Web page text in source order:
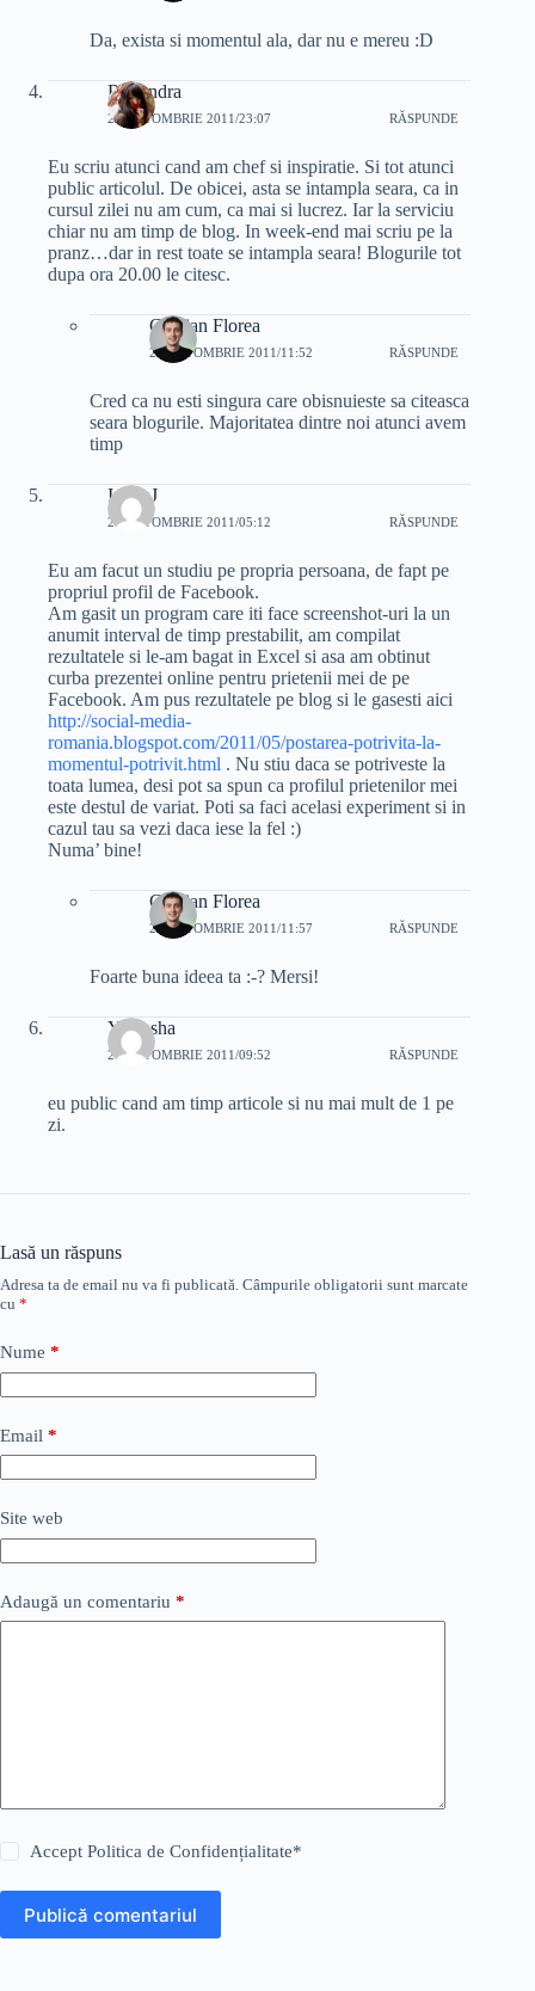
Da, exista si momentul ala, dar nu e mereu :D
Ruxandra
22 OCTOMBRIE 2011/23:07 RĂSPUNDE
Eu scriu atunci cand am chef si inspiratie. Si tot atunci
public articolul. De obicei, asta se intampla seara, ca in
cursul zilei nu am cum, ca mai si lucrez. Iar la serviciu
chiar nu am timp de blog. In week-end mai scriu pe la
pranz…dar in rest toate se intampla seara! Blogurile tot
dupa ora 20.00 le citesc.
Cristian Florea
23 OCTOMBRIE 2011/11:52 RĂSPUNDE
Cred ca nu esti singura care obisnuieste sa citeasca
seara blogurile. Majoritatea dintre noi atunci avem
timp
IulianJ
23 OCTOMBRIE 2011/05:12 RĂSPUNDE
Eu am facut un studiu pe propria persoana, de fapt pe
propriul profil de Facebook.
Am gasit un program care iti face screenshot-uri la un
anumit interval de timp prestabilit, am compilat
rezultatele si le-am bagat in Excel si asa am obtinut
curba prezentei online pentru prietenii mei de pe
Facebook. Am pus rezultatele pe blog si le gasesti aici
http://social-media-
romania.blogspot.com/2011/05/postarea-potrivita-la-
momentul-potrivit.html . Nu stiu daca se potriveste la
toata lumea, desi pot sa spun ca profilul prietenilor mei
este destul de variat. Poti sa faci acelasi experiment si in
cazul tau sa vezi daca iese la fel :)
Numa’ bine!
Cristian Florea
23 OCTOMBRIE 2011/11:57 RĂSPUNDE
Foarte buna ideea ta :-? Mersi!
Yamasha
24 OCTOMBRIE 2011/09:52 RĂSPUNDE
eu public cand am timp articole si nu mai mult de 1 pe
zi.
Lasă un răspuns
Adresa ta de email nu va fi publicată. Câmpurile obligatorii sunt marcate
cu *
Nume *
Email *
Site web
Adaugă un comentariu *
AcceptPolitica de Confidențialitate*
Publică comentariul